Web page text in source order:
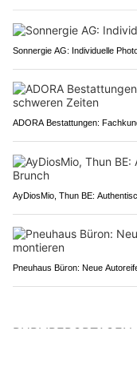
Sonnergie AG: Individuelle
ADORA Bestattungen:
AyDiosMio, Thun BE:
Pneuhaus Büron: Neue
PUBLIREPORTAGEN